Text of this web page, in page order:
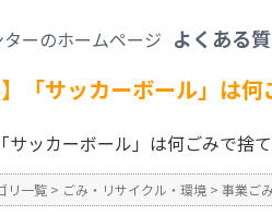
よくある
】「サッカーボール」は
サッカーボール」は何ごみで捨
リ一覧 > ごみ・リサイクル・環境 > 事業ご